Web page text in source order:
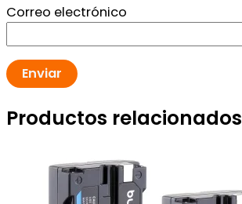
Correo electrónico
Productos relacionados